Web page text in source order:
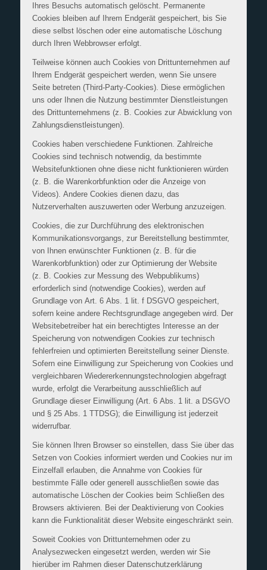
Ihres Besuchs automatisch gelöscht. Permanente
Cookies bleiben auf Ihrem Endgerät gespeichert, bis Sie
diese selbst löschen oder eine automatische Löschung
durch Ihren Webbrowser erfolgt.
Teilweise können auch Cookies von Drittunternehmen auf
Ihrem Endgerät gespeichert werden, wenn Sie unsere
Seite betreten (Third-Party-Cookies). Diese ermöglichen
uns oder Ihnen die Nutzung bestimmter Dienstleistungen
des Drittunternehmens (z. B. Cookies zur Abwicklung von
Zahlungsdienstleistungen).
Cookies haben verschiedene Funktionen. Zahlreiche
Cookies sind technisch notwendig, da bestimmte
Websitefunktionen ohne diese nicht funktionieren würden
(z. B. die Warenkorbfunktion oder die Anzeige von
Videos). Andere Cookies dienen dazu, das
Nutzerverhalten auszuwerten oder Werbung anzuzeigen.
Cookies, die zur Durchführung des elektronischen
Kommunikationsvorgangs, zur Bereitstellung bestimmter,
von Ihnen erwünschter Funktionen (z. B. für die
Warenkorbfunktion) oder zur Optimierung der Website
(z. B. Cookies zur Messung des Webpublikums)
erforderlich sind (notwendige Cookies), werden auf
Grundlage von Art. 6 Abs. 1 lit. f DSGVO gespeichert,
sofern keine andere Rechtsgrundlage angegeben wird. Der
Websitebetreiber hat ein berechtigtes Interesse an der
Speicherung von notwendigen Cookies zur technisch
fehlerfreien und optimierten Bereitstellung seiner Dienste.
Sofern eine Einwilligung zur Speicherung von Cookies und
vergleichbaren Wiedererkennungstechnologien abgefragt
wurde, erfolgt die Verarbeitung ausschließlich auf
Grundlage dieser Einwilligung (Art. 6 Abs. 1 lit. a DSGVO
und § 25 Abs. 1 TTDSG); die Einwilligung ist jederzeit
widerrufbar.
Sie können Ihren Browser so einstellen, dass Sie über das
Setzen von Cookies informiert werden und Cookies nur im
Einzelfall erlauben, die Annahme von Cookies für
bestimmte Fälle oder generell ausschließen sowie das
automatische Löschen der Cookies beim Schließen des
Browsers aktivieren. Bei der Deaktivierung von Cookies
kann die Funktionalität dieser Website eingeschränkt sein.
Soweit Cookies von Drittunternehmen oder zu
Analysezwecken eingesetzt werden, werden wir Sie
hierüber im Rahmen dieser Datenschutzerklärung